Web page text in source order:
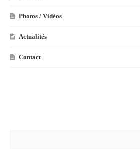
Photos / Vidéos
Actualités
Contact